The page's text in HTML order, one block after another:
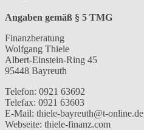
Angaben gemäß § 5 TMG
Finanzberatung
Wolfgang Thiele
Albert-Einstein-Ring 45
95448 Bayreuth
Telefon: 0921 63692
Telefax: 0921 63603
E-Mail: thiele-bayreuth@t-online.de
Webseite: thiele-finanz.com